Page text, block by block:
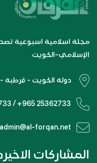
مجلة اسلامية اسبوعية
الإسلامي-الكويت
دولة الكويت - قرطبة -
/ +965 25362733
admin@al-forqan.net
المشاركات